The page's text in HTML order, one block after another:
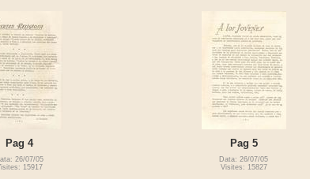
Pag 4
26/07/05
15917
Pag 5
Data: 26/07/05
Visites: 15827